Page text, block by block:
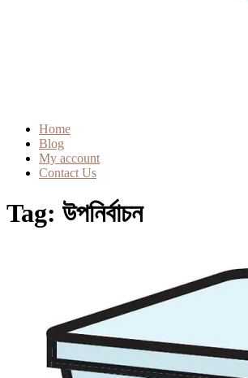
Home
Blog
My account
Contact Us
Tag: উপনির্বাচন